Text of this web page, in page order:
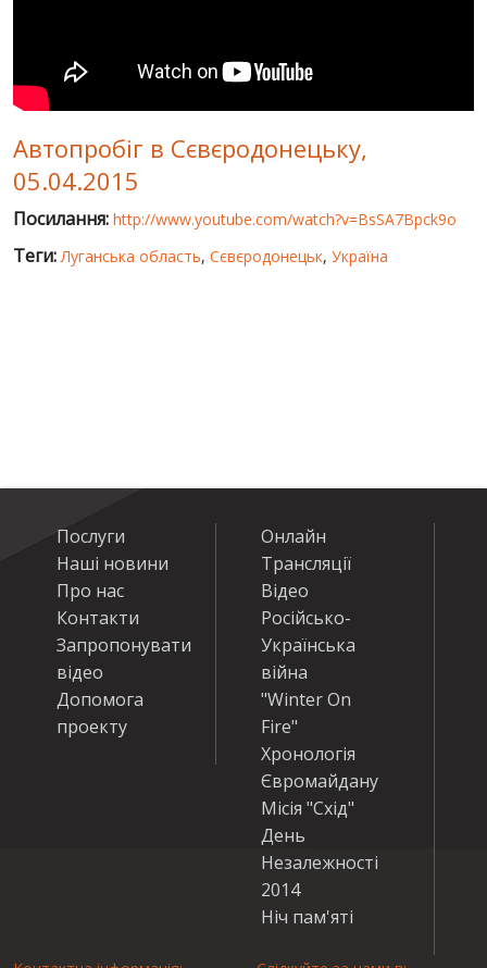
ПУБЛІЧНІ ЛЮДИ
РОСІЙСЬКО-УКРАЇНСЬКА ВІЙНА
"WINTER ON FIRE"
ХРОНОЛОГІЯ ЄВРОМАЙДАНУ
Автопробіг в Сєвєродонецьку,
05.04.2015
Посилання: http://www.youtube.com/watch?v=BsSA7Bpck9o
Теги:Луганська область, Сєвєродонецьк, Україна
Послуги
Наші новини
Про нас
Контакти
Запропонувати
відео
Допомога
проекту
Онлайн
Трансляції
Відео
Російсько-
Українська
війна
"Winter On
Fire"
Хронологія
Євромайдану
Місія "Схід"
День
Незалежності
2014
Ніч пам'яті